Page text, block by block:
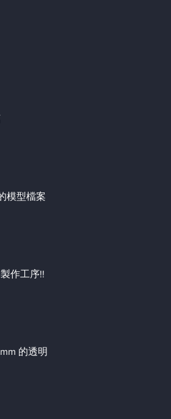
模型檔案
作工序!!
的透明